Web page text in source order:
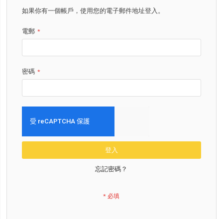
如果你有一個帳戶，使用您的電子郵件地址登入。
電郵
密碼
登入
忘記密碼？